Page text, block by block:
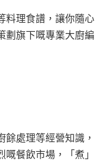
料理食譜，讓你隨心
劃旗下嘅專業大廚編
處理等經營知識，
餐飲市場，「煮」